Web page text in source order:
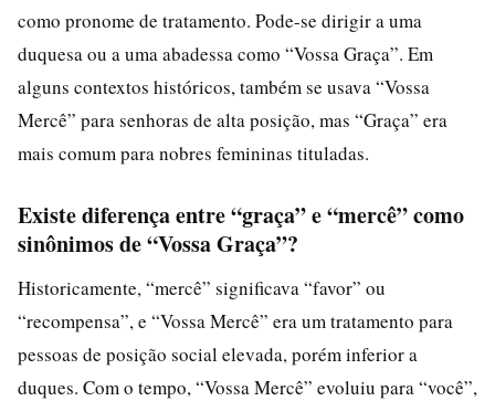
como pronome de tratamento. Pode-se dirigir a uma
duquesa ou a uma abadessa como “Vossa Graça”. Em
alguns contextos históricos, também se usava “Vossa
Mercê” para senhoras de alta posição, mas “Graça” era
mais comum para nobres femininas tituladas.
Existe diferença entre “graça” e “mercê” como
sinônimos de “Vossa Graça”?
Historicamente, “mercê” significava “favor” ou
“recompensa”, e “Vossa Mercê” era um tratamento para
pessoas de posição social elevada, porém inferior a
duques. Com o tempo, “Vossa Mercê” evoluiu para “você”,